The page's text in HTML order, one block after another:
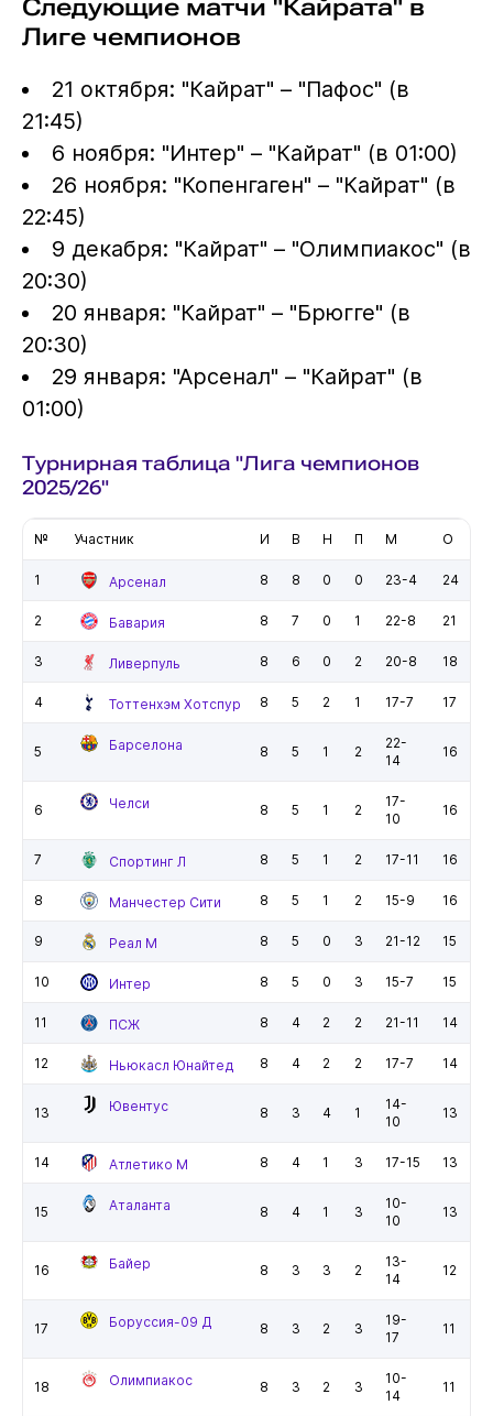
Следующие матчи "Кайрата" в
Лиге чемпионов
21 октября: "Кайрат" – "Пафос" (в
21:45)
6 ноября: "Интер" – "Кайрат" (в 01:00)
26 ноября: "Копенгаген" – "Кайрат" (в
22:45)
9 декабря: "Кайрат" – "Олимпиакос" (в
20:30)
20 января: "Кайрат" – "Брюгге" (в
20:30)
29 января: "Арсенал" – "Кайрат" (в
01:00)
Турнирная таблица "Лига чемпионов
2025/26"
№ Участник И В Н П М О
1 Арсенал 8 8 0 0 23-4 24
2 Бавария 8 7 0 1 22-8 21
3 Ливерпуль 8 6 0 2 20-8 18
4 Тоттенхэм Хотспур 8 5 2 1 17-7 17
5 Барселона 8 5 1 2
22-
14
16
6 Челси 8 5 1 2
17-
10
16
7 Спортинг Л 8 5 1 2 17-11 16
8 Манчестер Сити 8 5 1 2 15-9 16
9 Реал М 8 5 0 3 21-12 15
10 Интер 8 5 0 3 15-7 15
11 ПСЖ 8 4 2 2 21-11 14
12 Ньюкасл Юнайтед 8 4 2 2 17-7 14
13 Ювентус 8 3 4 1
14-
10
13
14 Атлетико М 8 4 1 3 17-15 13
15 Аталанта 8 4 1 3
10-
10
13
16 Байер 8 3 3 2
13-
14
12
17 Боруссия-09 Д 8 3 2 3
19-
17
11
18 Олимпиакос 8 3 2 3
10-
14
11